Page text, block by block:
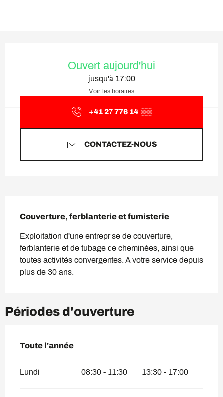
Ouvert aujourd'hui
jusqu'à 17:00
Voir les horaires
+41 27 776 14 ▒▒
CONTACTEZ-NOUS
Couverture, ferblanterie et fumisterie
Exploitation d'une entreprise de couverture,
ferblanterie et de tubage de cheminées, ainsi que
toutes activités convergentes. A votre service depuis
plus de 30 ans.
Périodes d'ouverture
Toute l'année
Toute l'année
Lundi 08:30 - 11:30 13:30 - 17:00